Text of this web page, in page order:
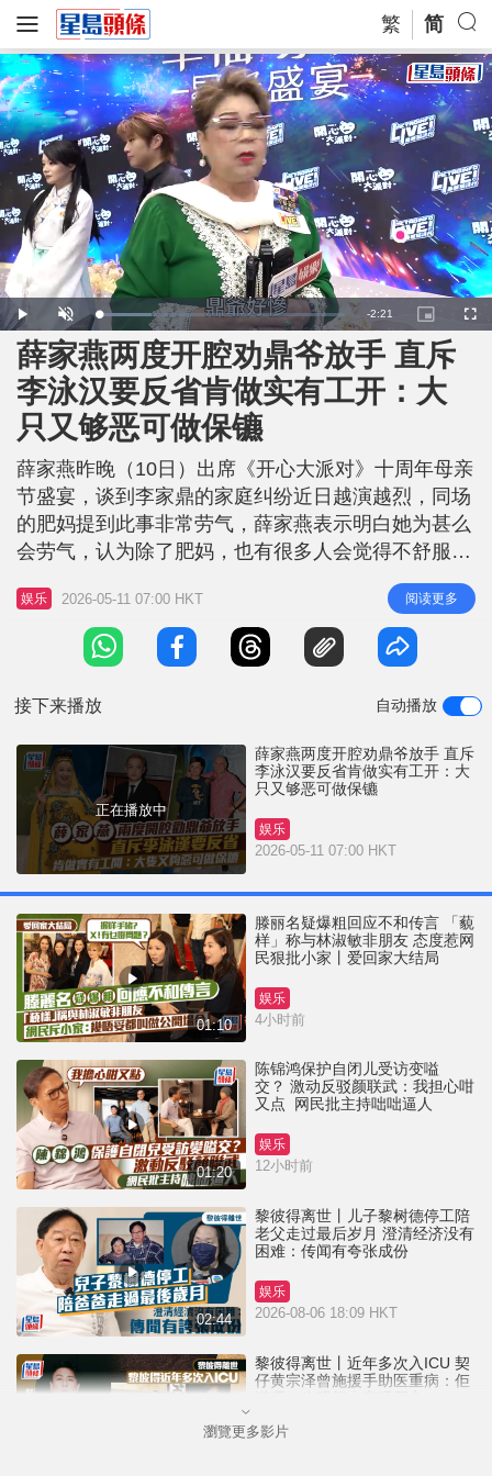
繁 简
P
l
a
y
U
n
m
u
t
e
L
o
a
d
e
d
:
2
1
.
4
3
R
e
m
n
-2:21
P
i
u
r
e
-
c
t
F
u
薛家燕两度开腔劝鼎爷放手 直斥
李泳汉要反省肯做实有工开：大
只又够恶可做保镳
薛家燕昨晚（10日）出席《开心大派对》十周年母亲
节盛宴，谈到李家鼎的家庭纠纷近日越演越烈，同场
的肥妈提到此事非常劳气，薛家燕表示明白她为甚么
会劳气，认为除了肥妈，也有很多人会觉得不舒服，
指李家鼎年纪大又为家庭付出很多，做儿子的不应要
求太多，如有需要应靠自己努力，应让他好好安享晚
年，「一个家庭应该充满爱，要互相扶持，不可以只
单方面要求而不付出。」 薛家燕指李泳汉大只又够
娱乐 2026-05-11 07:00 HKT 阅读更多
接下来播放 自动播放
正在播放中
薛家燕两度开腔劝鼎爷放手 直斥
李泳汉要反省肯做实有工开：大
只又够恶可做保镳
娱乐
2026-05-11 07:00 HKT
01:10
滕丽名疑爆粗回应不和传言 「藐
样」称与林淑敏非朋友 态度惹网
民狠批小家丨爱回家大结局
娱乐
4小时前
01:20
陈锦鸿保护自闭儿受访变嗌
交？ 激动反驳颜联武：我担心咁
又点 网民批主持咄咄逼人
娱乐
12小时前
02:44
黎彼得离世丨儿子黎树德停工陪
老父走过最后岁月 澄清经济没有
困难：传闻有夸张成份
娱乐
2026-08-06 18:09 HKT
黎彼得离世丨近年多次入ICU 契
仔黄宗泽曾施援手助医重病：佢
娱乐
瀏覽更多影片